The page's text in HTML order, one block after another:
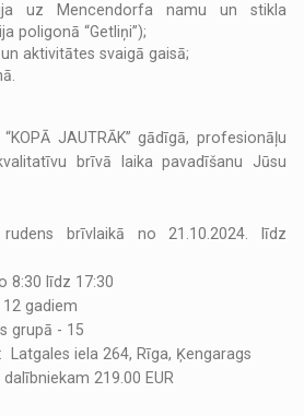
uz Mencendorfa namu un stikla
poligonā “Getliņi”);
aktivitātes svaigā gaisā;
JAUTRĀK” gādīgā, profesionāļu
brīvā laika pavadīšanu Jūsu
rudens brīvlaikā no 21.10.2024. līdz
8:30 līdz 17:30
gadiem
grupā - 15
iela 264, Rīga, Ķengarags
219.00 EUR